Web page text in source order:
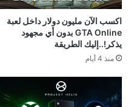
اكسب الآن مليون دولار داخل لعبة
GTA Online بدون أي مجهود
يذكر!..إليك الطريقة
منذ 4 أيام